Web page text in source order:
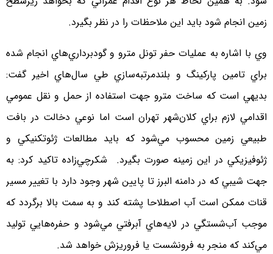
زمين انجام شود بايد اين ملاحظات را در نظر بگيرد.
وي با اشاره به عمليات حفر تونل مترو و گودبرداري‌هاي انجام شده
براي تامين پاركينگ و بلندمرتبه‌سازي طي سال‌هاي اخير گفت:
بديهي است كه ساخت مترو جهت استفاده از حمل و نقل عمومي
اقدامي لازم براي كلان‌شهر تهران است اما نوعي دخالت در بافت
طبيعي زمين محسوب مي‌شود كه بايد مطالعات ژئوتكنيكي و
ژئوفيزيكي در اين زمينه صورت بگيرد. شكرچي‌زاده تاكيد كرد: به
جهت شيبي كه در دامنه البرز تا پايين شهر وجود دارد با تغيير مسير
قنات ممكن است آب اصطلاحا پشته كند و به سمت بالا برگردد كه
موجب آب‌شستگي در لايه‌هاي آبرفتي مي‌شود و حفره‌هايي توليد
مي‌كند كه منجر به فرونشست يا فروريزش خواهد شد.